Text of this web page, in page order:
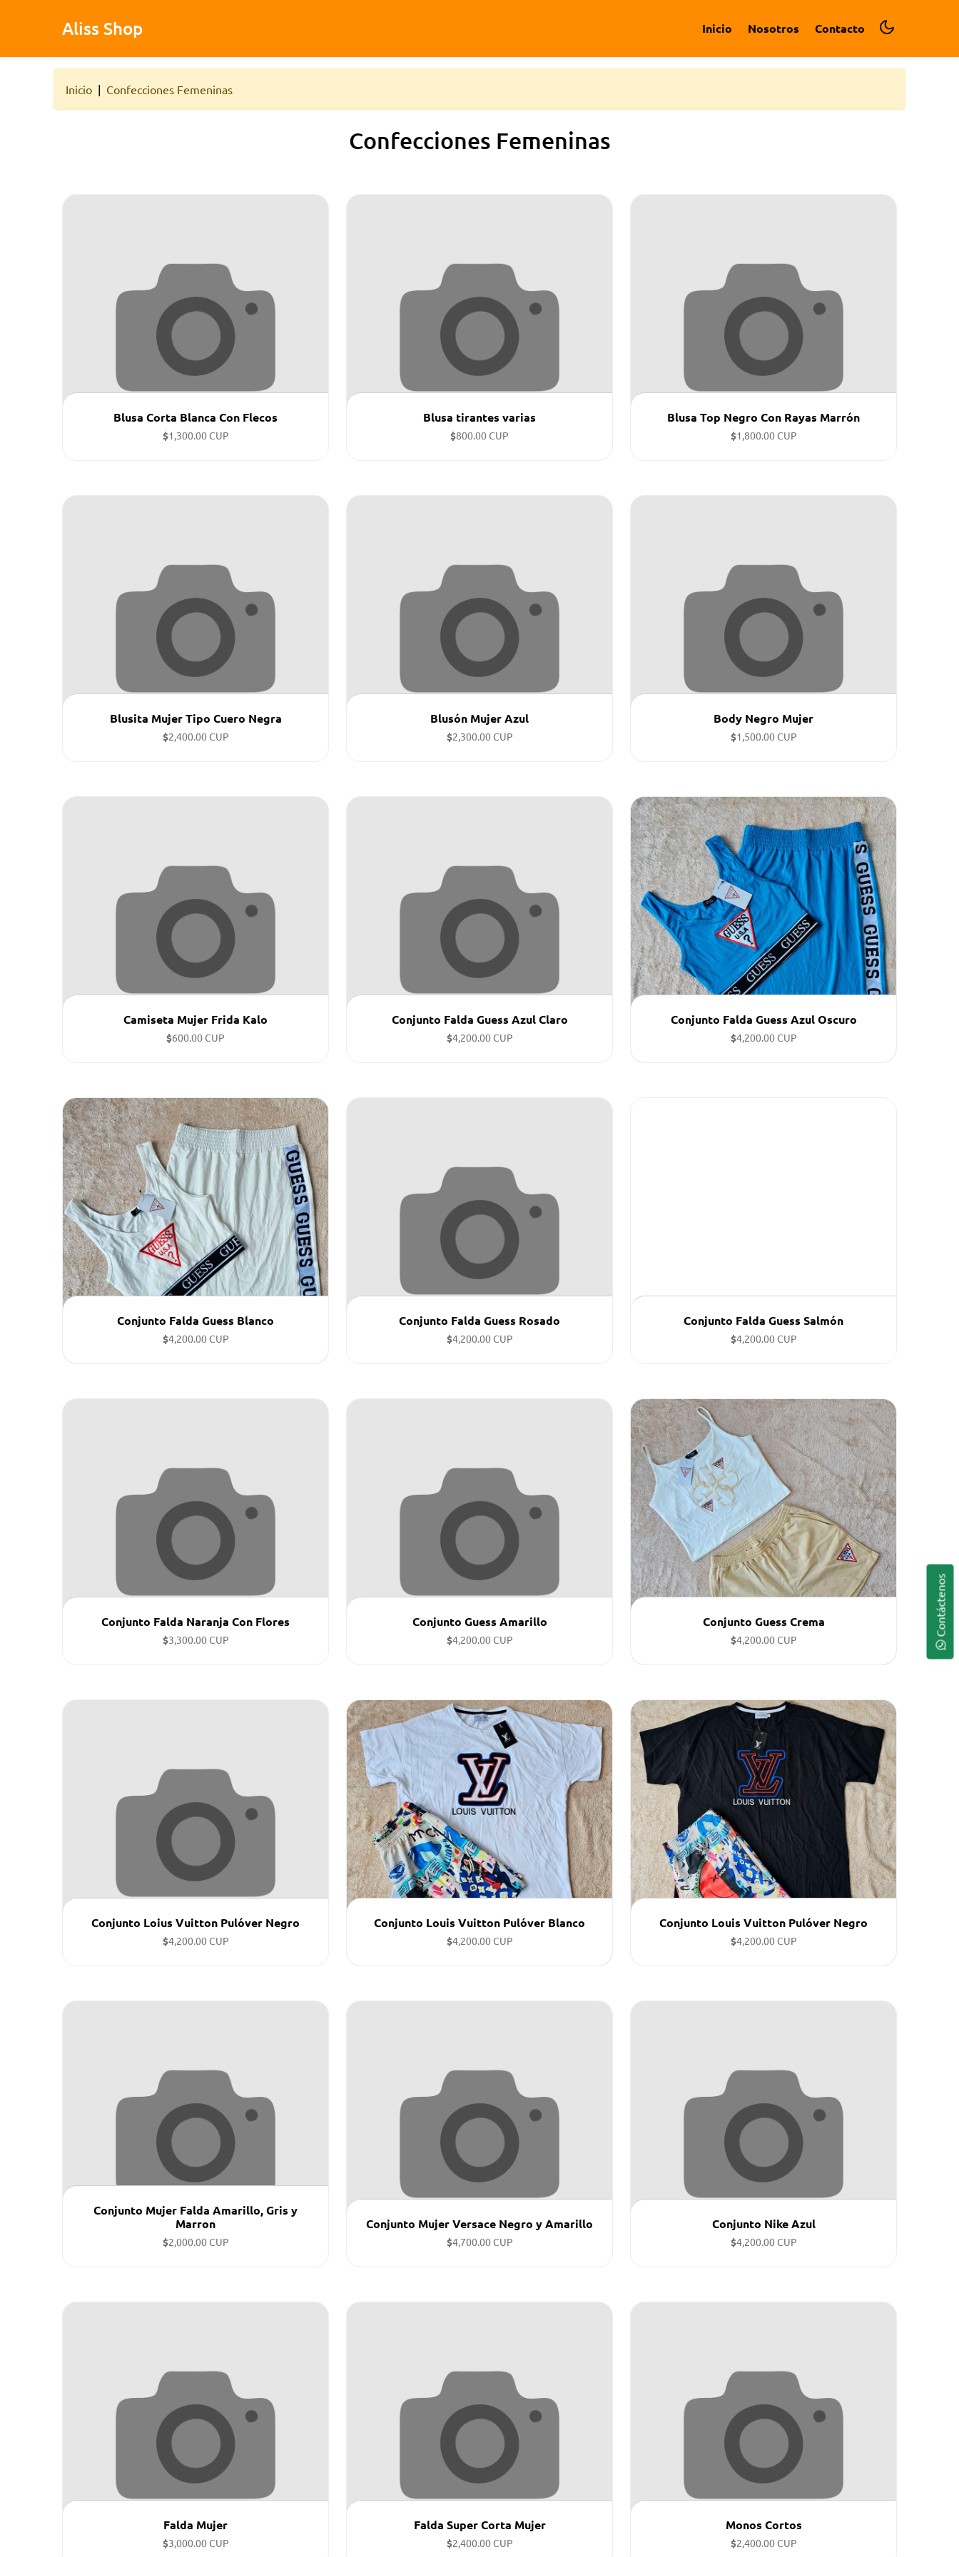
Aliss Shop Inicio Nosotros Contacto
Inicio Confecciones Femeninas
Confecciones Femeninas
Blusa Corta Blanca Con Flecos
$1,300.00 CUP
Blusa tirantes varias
$800.00 CUP
Blusa Top Negro Con Rayas Marrón
$1,800.00 CUP
Blusita Mujer Tipo Cuero Negra
$2,400.00 CUP
Blusón Mujer Azul
$2,300.00 CUP
Body Negro Mujer
$1,500.00 CUP
Tallas disponibles:
Camiseta Mujer Frida Kalo
$600.00 CUP
Tallas disponibles:
Conjunto Falda Guess Azul Claro
$4,200.00 CUP
Conjunto Falda Guess Azul Oscuro
$4,200.00 CUP
Conjunto Falda Guess Blanco
$4,200.00 CUP
Conjunto Falda Guess Rosado
$4,200.00 CUP
Conjunto Falda Guess Salmón
$4,200.00 CUP
Tallas disponibles: S, M, XL ...
Conjunto Falda Naranja Con Flores
$3,300.00 CUP
Conjunto Guess Amarillo
$4,200.00 CUP
Tallas disponibles: L, S, S, XL, M, XL, L, M, XL, L ...
Conjunto Guess Crema
$4,200.00 CUP
Conjunto Loius Vuitton Pulóver Negro
$4,200.00 CUP
Conjunto Louis Vuitton Pulóver Blanco
$4,200.00 CUP
Conjunto Louis Vuitton Pulóver Negro
$4,200.00 CUP
Conjunto Mujer Falda Amarillo, Gris y
Marron
$2,000.00 CUP
Conjunto Mujer Versace Negro y Amarillo
$4,700.00 CUP
Conjunto Nike Azul
$4,200.00 CUP
Falda Mujer
$3,000.00 CUP
Falda Super Corta Mujer
$2,400.00 CUP
Monos Cortos
$2,400.00 CUP
Contáctenos